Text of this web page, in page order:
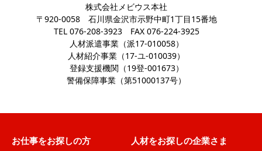
株式会社メビウス本社
〒920-0058 石川県金沢市示野中町1丁目15番地
TEL 076-208-3923FAX 076-224-3925
人材派遣事業（派17-010058）
人材紹介事業（17-ユ-010039）
登録支援機関（19登-001673）
警備保障事業（第51000137号）
お仕事をお探しの方 人材をお探しの企業さま